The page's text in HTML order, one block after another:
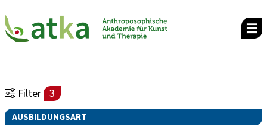
Filter 3
AUSBILDUNGSART